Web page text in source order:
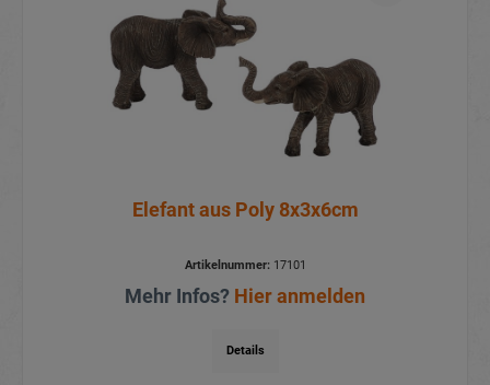
Elefant aus Poly 8x3x6cm
Artikelnummer:17101
Mehr Infos? Hier anmelden
Details